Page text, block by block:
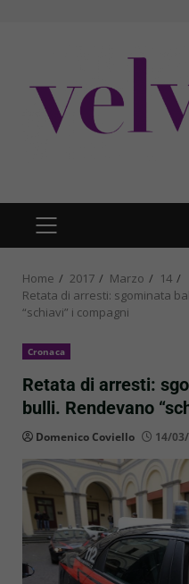
PRIMARY
MENU
Home 2017 Marzo
14
Retata di arresti: sgominata
“schiavi” i compagni
Cronaca
Retata di arresti:
bulli. Rendevano
Domenico Coviello 14/